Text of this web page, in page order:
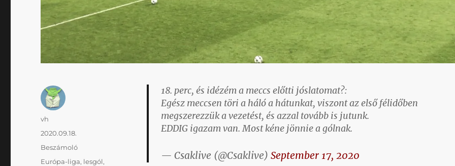
18. perc, és idézém a meccs előtti jóslatomat?:
Egész meccsen töri a háló a hátunkat, viszont az első félidőben
megszerezzük a vezetést, és azzal tovább is jutunk.
EDDIG igazam van. Most kéne jönnie a gólnak.
— Csaklive (@Csaklive) September 17, 2020
Szerző
vh
Közzétéve
2020.09.18.
Kategória
Beszámoló
Címke
Európa-liga, lesgól,